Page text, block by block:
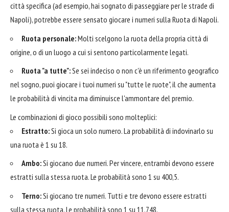
città specifica (ad esempio, hai sognato di passeggiare per le strade di
Napoli), potrebbe essere sensato giocare i numeri sulla Ruota di Napoli.
Ruota personale:Molti scelgono la ruota della propria città di
origine, o di un luogo a cui si sentono particolarmente legati.
Ruota "a tutte":Se sei indeciso o non c'è un riferimento geografico
nel sogno, puoi giocare i tuoi numeri su "tutte le ruote", il che aumenta
le probabilità di vincita ma diminuisce l'ammontare del premio.
Le combinazioni di gioco possibili sono molteplici:
Estratto:Si gioca un solo numero. La probabilità di indovinarlo su
una ruota è 1 su 18.
Ambo:Si giocano due numeri. Per vincere, entrambi devono essere
estratti sulla stessa ruota. Le probabilità sono 1 su 400,5.
Terno:Si giocano tre numeri. Tutti e tre devono essere estratti
sulla stessa ruota. Le probabilità sono 1 su 11.748.